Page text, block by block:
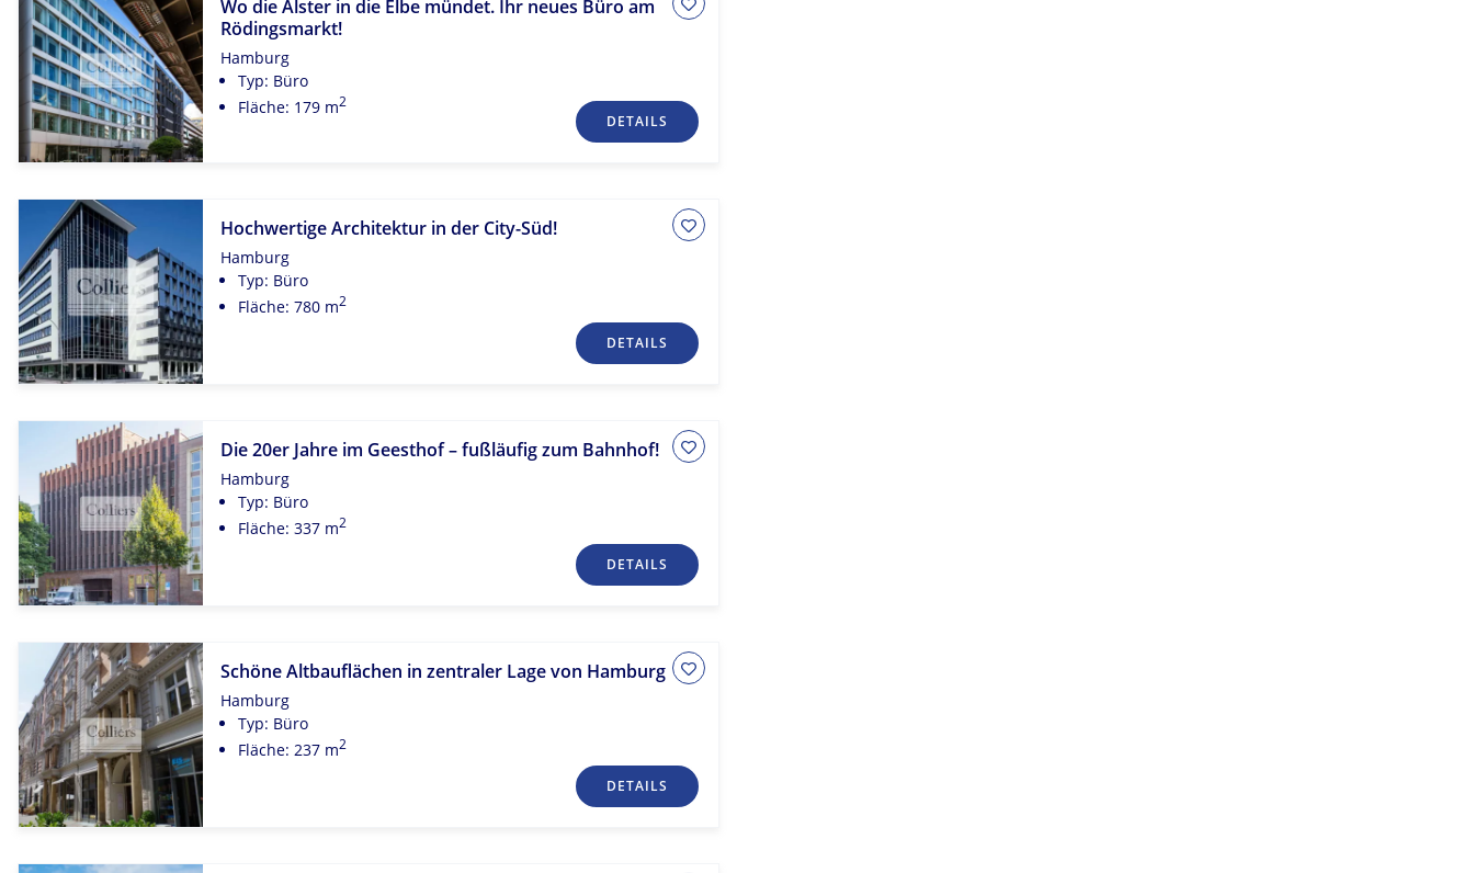
Wo die Alster in die Elbe mündet. Ihr neues Büro am
Rödingsmarkt!
Hamburg
Typ: Büro
Fläche: 179 m2
DETAILS
Hochwertige Architektur in der City-Süd!
Hamburg
Typ: Büro
Fläche: 780 m2
DETAILS
Die 20er Jahre im Geesthof – fußläufig zum Bahnhof!
Hamburg
Typ: Büro
Fläche: 337 m2
DETAILS
Schöne Altbauflächen in zentraler Lage von Hamburg
Hamburg
Typ: Büro
Fläche: 237 m2
DETAILS